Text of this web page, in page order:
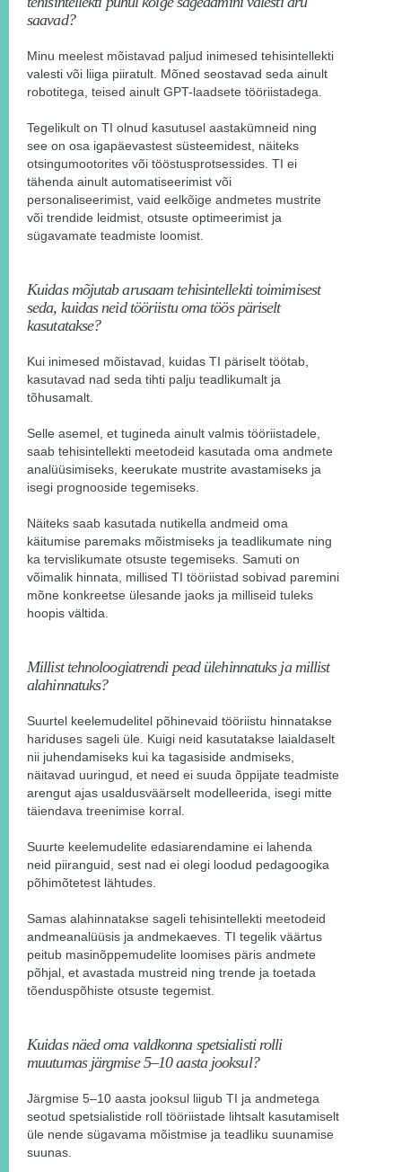
saavad?
Minu meelest mõistavad paljud inimesed tehisintellekti
valesti või liiga piiratult. Mõned seostavad seda ainult
robotitega, teised ainult GPT-laadsete tööriistadega.
Tegelikult on TI olnud kasutusel aastakümneid ning
see on osa igapäevastest süsteemidest, näiteks
otsingumootorites või tööstusprotsessides. TI ei
tähenda ainult automatiseerimist või
personaliseerimist, vaid eelkõige andmetes mustrite
või trendide leidmist, otsuste optimeerimist ja
sügavamate teadmiste loomist.
Kuidas mõjutab arusaam tehisintellekti toimimisest
seda, kuidas neid tööriistu oma töös päriselt
kasutatakse?
Kui inimesed mõistavad, kuidas TI päriselt töötab,
kasutavad nad seda tihti palju teadlikumalt ja
tõhusamalt.
Selle asemel, et tugineda ainult valmis tööriistadele,
saab tehisintellekti meetodeid kasutada oma andmete
analüüsimiseks, keerukate mustrite avastamiseks ja
isegi prognooside tegemiseks.
Näiteks saab kasutada nutikella andmeid oma
käitumise paremaks mõistmiseks ja teadlikumate ning
ka tervislikumate otsuste tegemiseks. Samuti on
võimalik hinnata, millised TI tööriistad sobivad paremini
mõne konkreetse ülesande jaoks ja milliseid tuleks
hoopis vältida.
Millist tehnoloogiatrendi pead ülehinnatuks ja millist
alahinnatuks?
Suurtel keelemudelitel põhinevaid tööriistu hinnatakse
hariduses sageli üle. Kuigi neid kasutatakse laialdaselt
nii juhendamiseks kui ka tagasiside andmiseks,
näitavad uuringud, et need ei suuda õppijate teadmiste
arengut ajas usaldusväärselt modelleerida, isegi mitte
täiendava treenimise korral.
Suurte keelemudelite edasiarendamine ei lahenda
neid piiranguid, sest nad ei olegi loodud pedagoogika
põhimõtetest lähtudes.
Samas alahinnatakse sageli tehisintellekti meetodeid
andmeanalüüsis ja andmekaeves. TI tegelik väärtus
peitub masinõppemudelite loomises päris andmete
põhjal, et avastada mustreid ning trende ja toetada
tõenduspõhiste otsuste tegemist.
Kuidas näed oma valdkonna spetsialisti rolli
muutumas järgmise 5–10 aasta jooksul?
Järgmise 5–10 aasta jooksul liigub TI ja andmetega
seotud spetsialistide roll tööriistade lihtsalt kasutamiselt
üle nende sügavama mõistmise ja teadliku suunamise
suunas.